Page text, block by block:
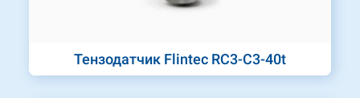
Тензодатчик Flintec RC3-C3-40t